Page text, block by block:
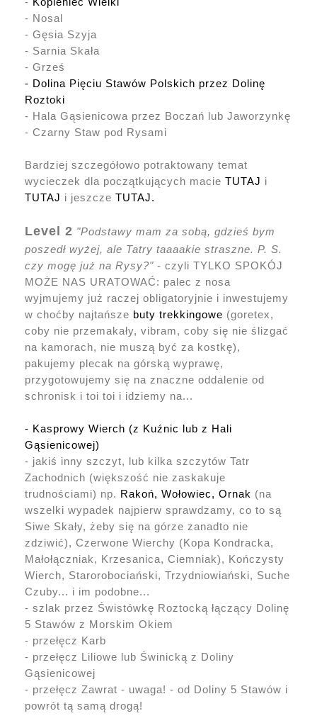
- Nosal
- Gęsia Szyja
- Sarnia Skała
- Grześ
- Dolina Pięciu Stawów Polskich przez Dolinę
Roztoki
- Hala Gąsienicowa przez Boczań lub Jaworzynkę
- Czarny Staw pod Rysami
Bardziej szczegółowo potraktowany temat
wycieczek dla początkujących macie TUTAJ i
TUTAJ i jeszcze TUTAJ.
Level 2 "Podstawy mam za sobą, gdzieś bym
poszedł wyżej, ale Tatry taaaakie straszne. P. S.
czy mogę już na Rysy?" - czyli TYLKO SPOKÓJ
MOŻE NAS URATOWAĆ: palec z nosa
wyjmujemy już raczej obligatoryjnie i inwestujemy
w choćby najtańsze buty trekkingowe (goretex,
coby nie przemakały, vibram, coby się nie ślizgać
na kamorach, nie muszą być za kostkę),
pakujemy plecak na górską wyprawę,
przygotowujemy się na znaczne oddalenie od
schronisk i toi toi i idziemy na...
- Kasprowy Wierch (z Kuźnic lub z Hali
Gąsienicowej)
- jakiś inny szczyt, lub kilka szczytów Tatr
Zachodnich (większość nie zaskakuje
trudnościami) np. Rakoń, Wołowiec, Ornak (na
wszelki wypadek najpierw sprawdzamy, co to są
Siwe Skały, żeby się na górze zanadto nie
zdziwić), Czerwone Wierchy (Kopa Kondracka,
Małołączniak, Krzesanica, Ciemniak), Kończysty
Wierch, Starorobociański, Trzydniowiański, Suche
Czuby... i im podobne...
- szlak przez Świstówkę Roztocką łączący Dolinę
5 Stawów z Morskim Okiem
- przełęcz Karb
- przełęcz Liliowe lub Świnicką z Doliny
Gąsienicowej
- przełęcz Zawrat - uwaga! - od Doliny 5 Stawów i
powrót tą samą drogą!